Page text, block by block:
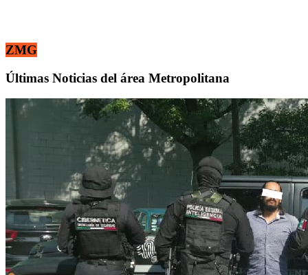
ZMG
Últimas Noticias del área Metropolitana